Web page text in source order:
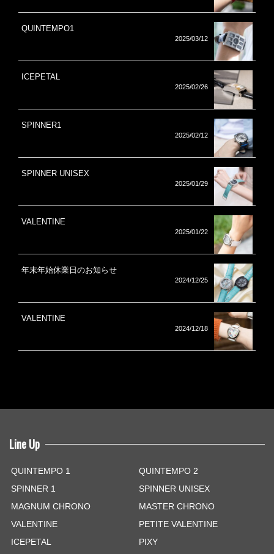
QUINTEMPO1
2025/03/12
ICEPETAL
2025/02/26
SPINNER1
2025/02/12
SPINNER UNISEX
2025/01/29
VALENTINE
2025/01/22
年末年始休業日のお知らせ
2024/12/25
VALENTINE
2024/12/18
Line Up
QUINTEMPO 1
QUINTEMPO 2
SPINNER 1
SPINNER UNISEX
MAGNUM CHRONO
MASTER CHRONO
VALENTINE
PETITE VALENTINE
ICEPETAL
PIXY